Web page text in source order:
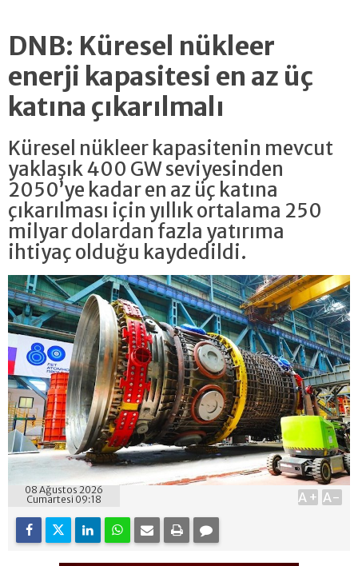
DNB: Küresel nükleer
enerji kapasitesi en az üç
katına çıkarılmalı
Küresel nükleer kapasitenin mevcut
yaklaşık 400 GW seviyesinden
2050’ye kadar en az üç katına
çıkarılması için yıllık ortalama 250
milyar dolardan fazla yatırıma
ihtiyaç olduğu kaydedildi.
08 Ağustos 2026
Cumartesi 09:18
A+ A-